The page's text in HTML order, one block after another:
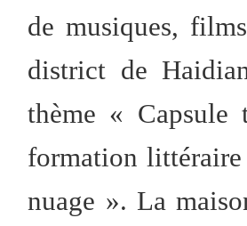
de musiques,
district de
thème « Capsule
formation
nuage ». La